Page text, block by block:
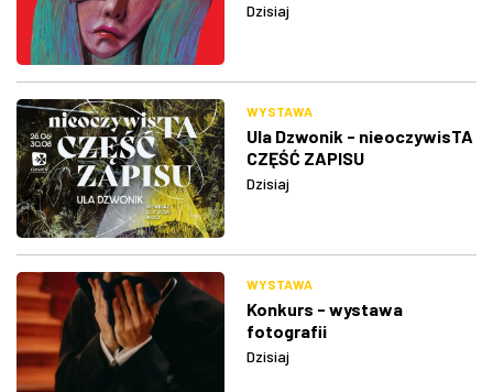
Dzisiaj
WYSTAWA
Ula Dzwonik - nieoczywisTA
CZĘŚĆ ZAPISU
Dzisiaj
WYSTAWA
Konkurs - wystawa
fotografii
Dzisiaj